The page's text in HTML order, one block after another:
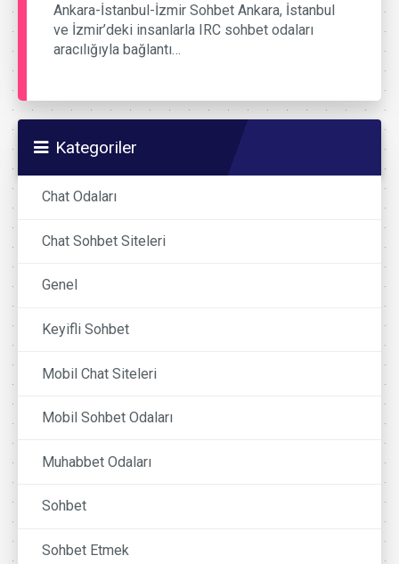
Ankara-İstanbul-İzmir Sohbet Ankara, İstanbul
ve İzmir’deki insanlarla IRC sohbet odaları
aracılığıyla bağlantı…
Kategoriler
Chat Odaları
Chat Sohbet Siteleri
Genel
Keyifli Sohbet
Mobil Chat Siteleri
Mobil Sohbet Odaları
Muhabbet Odaları
Sohbet
Sohbet Etmek